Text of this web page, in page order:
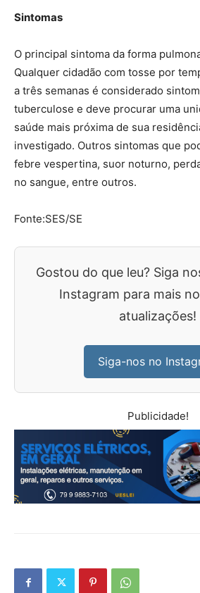
Sintomas
O principal sintoma da forma
Qualquer cidadão com tosse por
a três semanas é considerado
tuberculose e deve procurar uma
saúde mais próxima de sua
investigado. Outros sintomas que
febre vespertina, suor noturno,
no sangue, entre outros.
Fonte:SES/SE
Gostou do que leu? Siga
Instagram para mais
atualizações!
Siga-nos no
Publicidade!